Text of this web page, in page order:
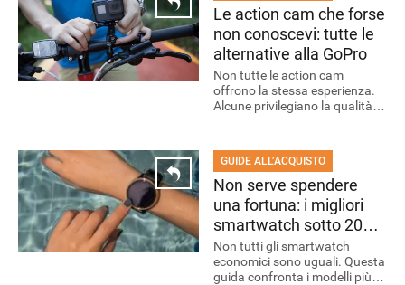
Le action cam che forse
non conoscevi: tutte le
alternative alla GoPro
Non tutte le action cam
offrono la stessa esperienza.
Alcune privilegiano la qualità
praticità.
GUIDE ALL’ACQUISTO
Non serve spendere
una fortuna: i migliori
smartwatch sotto 200
euro
Non tutti gli smartwatch
economici sono uguali. Questa
guida confronta i modelli più